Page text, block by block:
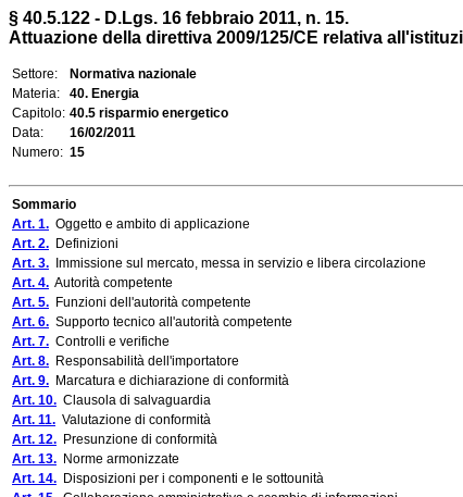
§ 40.5.122 - D.Lgs. 16 febbraio 2011, n. 15.
Attuazione della direttiva 2009/125/CE relativa
Settore:
Normativa nazionale
Materia:
40. Energia
Capitolo: 40.5 risparmio energetico
Data:
16/02/2011
Numero: 15
Sommario
Art. 1. Oggetto e ambito di applicazione
Art. 2. Definizioni
Art. 3. Immissione sul mercato, messa in servizio e libera circolazione
Art. 4. Autorità competente
Art. 5. Funzioni dell'autorità competente
Art. 6. Supporto tecnico all'autorità competente
Art. 7. Controlli e verifiche
Art. 8. Responsabilità dell'importatore
Art. 9. Marcatura e dichiarazione di conformità
Art. 10. Clausola di salvaguardia
Art. 11. Valutazione di conformità
Art. 12. Presunzione di conformità
Art. 13. Norme armonizzate
Art. 14. Disposizioni per i componenti e le sottounità